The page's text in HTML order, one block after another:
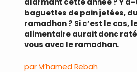
alarmant cette année ? Y
baguettes de pain jetées,
ramadhan ? Si c’est le cas,
alimentaire aurait donc
vous avec le ramadhan.
par M’hamed Rebah